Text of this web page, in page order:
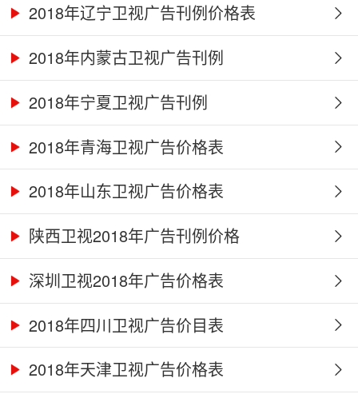
2018年辽宁卫视广告刊例价格表
2018年内蒙古卫视广告刊例
2018年宁夏卫视广告刊例
2018年青海卫视广告价格表
2018年山东卫视广告价格表
陕西卫视2018年广告刊例价格
深圳卫视2018年广告价格表
2018年四川卫视广告价目表
2018年天津卫视广告价格表